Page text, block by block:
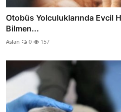
Otobüs Yolculuklarında Evcil
Bilmen...
Aslan 0 157